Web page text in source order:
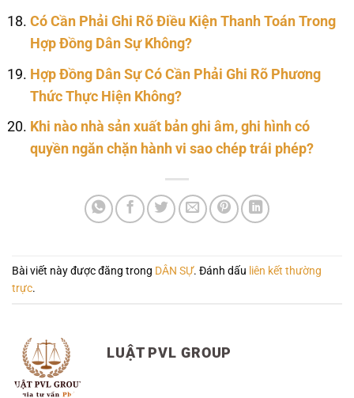
Có Cần Phải Ghi Rõ Điều Kiện Thanh Toán Trong
Hợp Đồng Dân Sự Không?
Hợp Đồng Dân Sự Có Cần Phải Ghi Rõ Phương
Thức Thực Hiện Không?
Khi nào nhà sản xuất bản ghi âm, ghi hình có
quyền ngăn chặn hành vi sao chép trái phép?
Bài viết này được đăng trong DÂN SỰ. Đánh dấu liên kết thường
trực.
LUẬT PVL GROUP